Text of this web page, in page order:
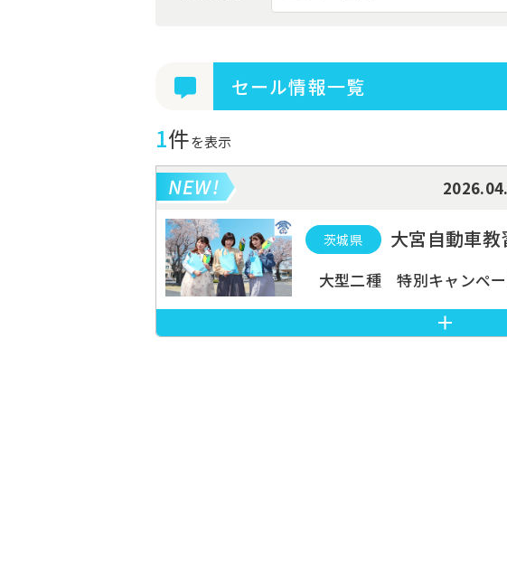
セール情報一覧
1件を表示
茨城県 大宮自動車教
大型二種 特別キャンペー